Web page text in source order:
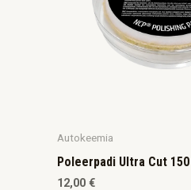
Autokeemia
Poleerpadi Ultra Cut
12,00 €